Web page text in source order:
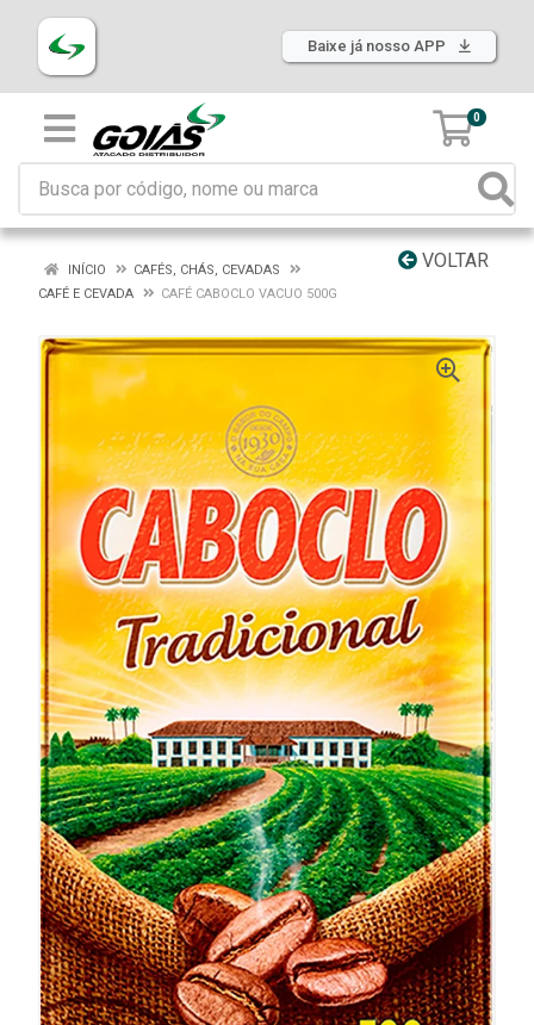
Baixe já nosso APP
0
VOLTAR
INÍCIO
CAFÉS, CHÁS, CEVADAS
CAFÉ E CEVADA
CAFÉ CABOCLO VACUO 500G